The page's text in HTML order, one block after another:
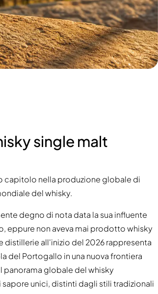
single malt
capitolo nella produzione globale di
del whisky.
degno di nota data la sua influente
eppure non aveva mai prodotto whisky
all'inizio del 2026 rappresenta
del Portogallo in una nuova frontiera
panorama globale del whisky
unici, distinti dagli stili tradizionali